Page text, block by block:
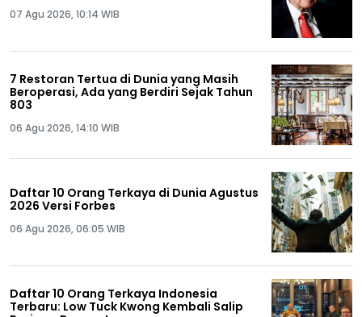
07 Agu 2026, 10:14 WIB
7 Restoran Tertua di Dunia yang Masih
Beroperasi, Ada yang Berdiri Sejak Tahun
803
06 Agu 2026, 14:10 WIB
Daftar 10 Orang Terkaya di Dunia Agustus
2026 Versi Forbes
06 Agu 2026, 06:05 WIB
Daftar 10 Orang Terkaya Indonesia
Terbaru: Low Tuck Kwong Kembali Salip